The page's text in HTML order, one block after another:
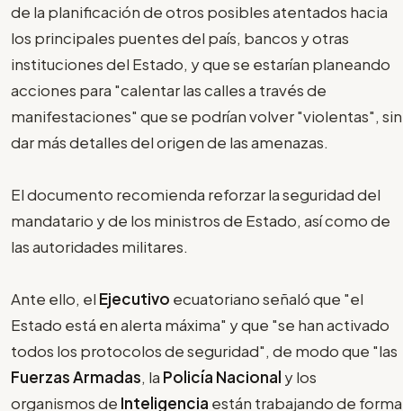
de la planificación de otros posibles atentados hacia
los principales puentes del país, bancos y otras
instituciones del Estado, y que se estarían planeando
acciones para "calentar las calles a través de
manifestaciones" que se podrían volver "violentas", sin
dar más detalles del origen de las amenazas.
El documento recomienda reforzar la seguridad del
mandatario y de los ministros de Estado, así como de
las autoridades militares.
Ante ello, el Ejecutivo ecuatoriano señaló que "el
Estado está en alerta máxima" y que "se han activado
todos los protocolos de seguridad", de modo que "las
Fuerzas Armadas, la Policía Nacional y los
organismos de Inteligencia están trabajando de forma